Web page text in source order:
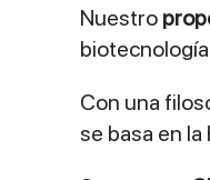
Nuestro
Con una
se basa en